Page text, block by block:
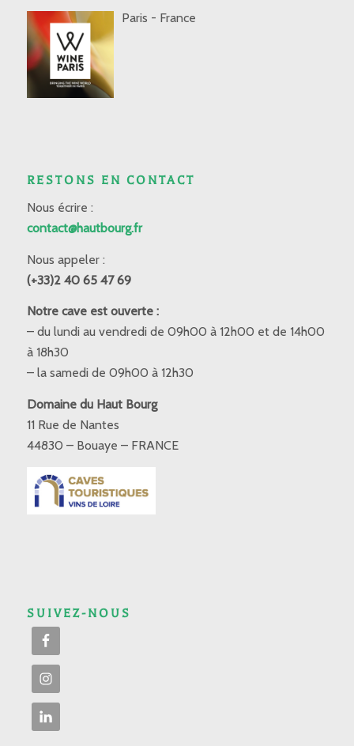
Paris - France
RESTONS EN CONTACT
Nous écrire :
contact@hautbourg.fr
Nous appeler :
(+33)2 40 65 47 69
Notre cave est ouverte :
– du lundi au vendredi de 09h00 à 12h00 et de 14h00
à 18h30
– la samedi de 09h00 à 12h30
Domaine du Haut Bourg
11 Rue de Nantes
44830 – Bouaye – FRANCE
SUIVEZ-NOUS